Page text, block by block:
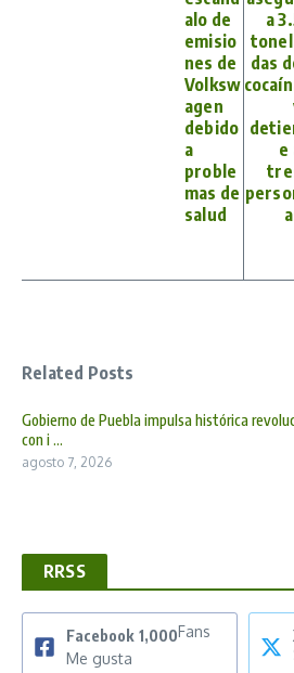
alo de
emisio
nes de
Volksw
agen
debido
a
proble
mas de
salud
a
das
e
Related Posts
Gobierno de Puebla impulsa histórica
con i ...
agosto 7, 2026
RRSS
Facebook 1,000Fans
Me gusta